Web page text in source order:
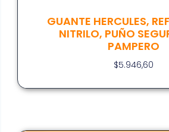
GUANTE HERCULES,
NITRILO, PUÑO
PAMPERO
$5.946,60